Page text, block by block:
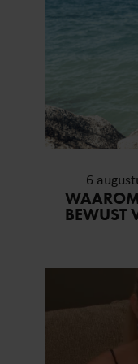
6
BEWUST